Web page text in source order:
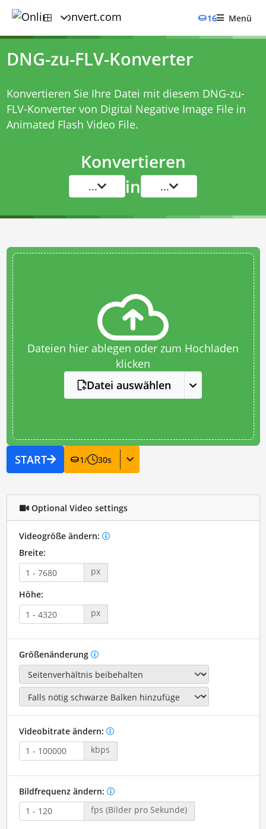
16 Menü
DNG-zu-FLV-Konverter
Konvertieren Sie Ihre Datei mit diesem DNG-zu-
FLV-Konvertervon Digital Negative Image File in
Animated Flash Video File.
Konvertieren
... in ...
Dateien hier ablegen oder zum Hochladen
klicken
Datei auswählen
START 1/ 30s
Optional Video settings
Videogröße ändern:
Breite:
px
Höhe:
px
Größenänderung
Videobitrate ändern:
kbps
Bildfrequenz ändern:
fps (Bilder pro Sekunde)